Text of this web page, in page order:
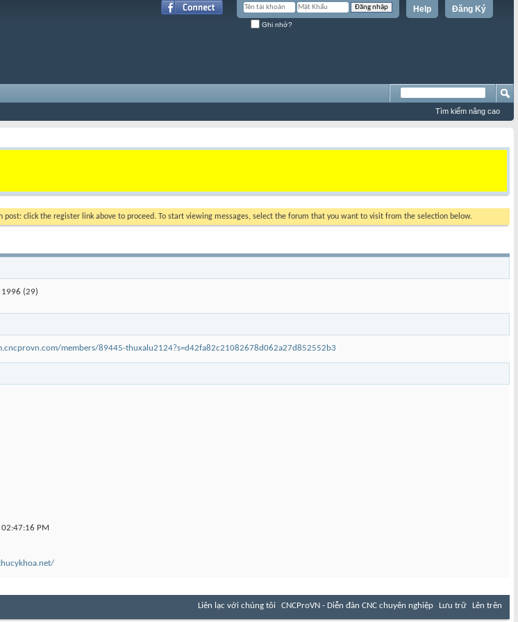
Đăng Ký
Help
Ghi nhớ?
Tìm kiếm nâng cao
post: click the register link above to proceed. To start viewing messages, select the forum that you want to visit from the selection below.
(29)
members/89445-thuxalu2124?s=d42fa82c21082678d062a27d852552b3
02:47:16 PM
Liên lạc với chúng tôi CNCProVN - Diễn đàn CNC chuyên nghiệp Lưu trữ Lên trên